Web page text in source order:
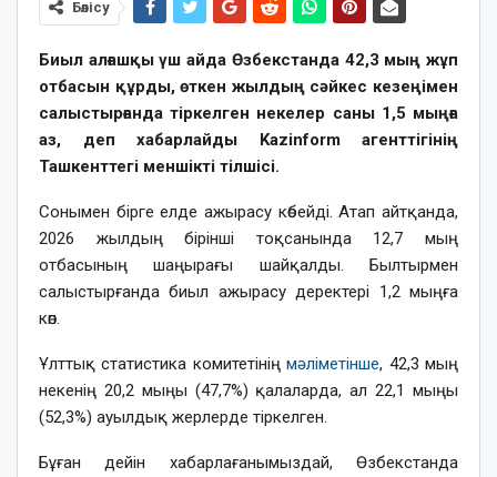
Бөлісу
Биыл алғашқы үш айда Өзбекстанда 42,3 мың жұп
отбасын құрды, өткен жылдың сәйкес кезеңімен
салыстырғанда тіркелген некелер саны 1,5 мыңға
аз, деп хабарлайды Kazinform агенттігінің
Ташкенттегі меншікті тілшісі.
Сонымен бірге елде ажырасу көбейді. Атап айтқанда,
2026 жылдың бірінші тоқсанында 12,7 мың
отбасының шаңырағы шайқалды. Былтырмен
салыстырғанда биыл ажырасу деректері 1,2 мыңға
көп.
Ұлттық статистика комитетініңмәліметінше, 42,3 мың
некенің 20,2 мыңы (47,7%) қалаларда, ал 22,1 мыңы
(52,3%) ауылдық жерлерде тіркелген.
Бұған дейін хабарлағанымыздай, Өзбекстанда